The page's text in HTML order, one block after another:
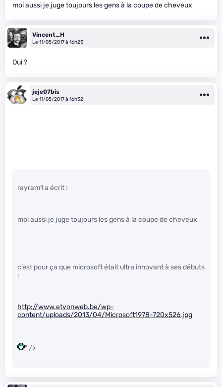
moi aussi je juge toujours les gens à la coupe de cheveux
Vincent_H
Le 11/05/2017 à 16h23
Oui ?
jeje07bis
Le 11/05/2017 à 16h32
rayram1 a écrit :
moi aussi je juge toujours les gens à la coupe de cheveux
c’est pour ça que microsoft était ultra innovant à ses débuts
:
http://www.etvonweb.be/wp-
content/uploads/2013/04/Microsoft1978-720x526.jpg
" />